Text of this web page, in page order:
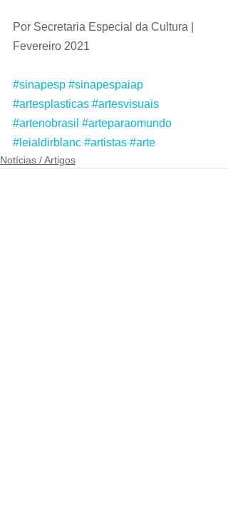
Por Secretaria Especial da Cultura |
Fevereiro 2021
#sinapesp #sinapespaiap
#artesplasticas #artesvisuais
#artenobrasil #arteparaomundo
#leialdirblanc #artistas #arte
Notícias / Artigos